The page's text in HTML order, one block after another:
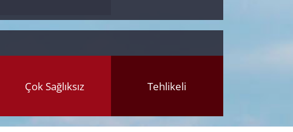
Çok Sağlıksız Tehlikeli